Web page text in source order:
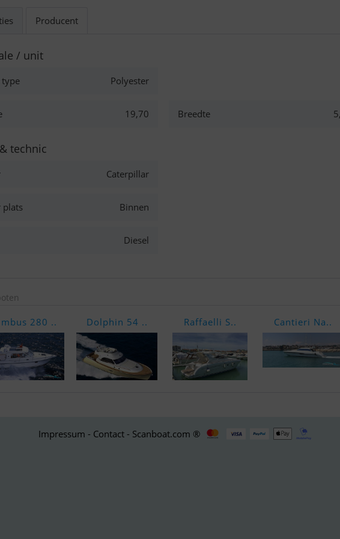
Producent
/ unit
type Polyester
19,70 Breedte
technic
Caterpillar
plats Binnen
Diesel
280 .. Dolphin 54 .. Raffaelli S.. Cantieri Na..
Impressum - Contact - Scanboat.com ®